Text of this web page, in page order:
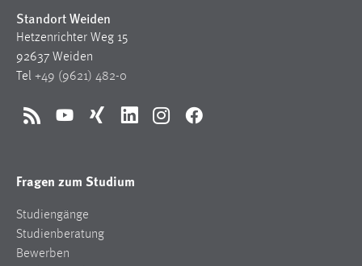
Standort Weiden
Hetzenrichter Weg 15
92637 Weiden
Tel +49 (9621) 482-0
RSS YouTubeXing LinkedInInstagramFacebook
Fragen zum Studium
Studiengänge
Studienberatung
Bewerben